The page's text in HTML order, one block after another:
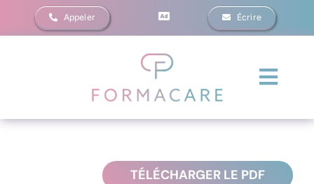
Passer
au
Appeler Écrire
Financements
TÉLÉCHARGER LE PDF